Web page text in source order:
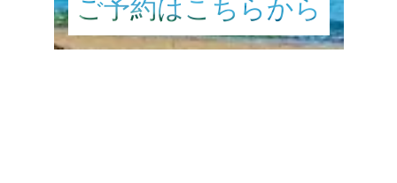
ご予約はこちらから